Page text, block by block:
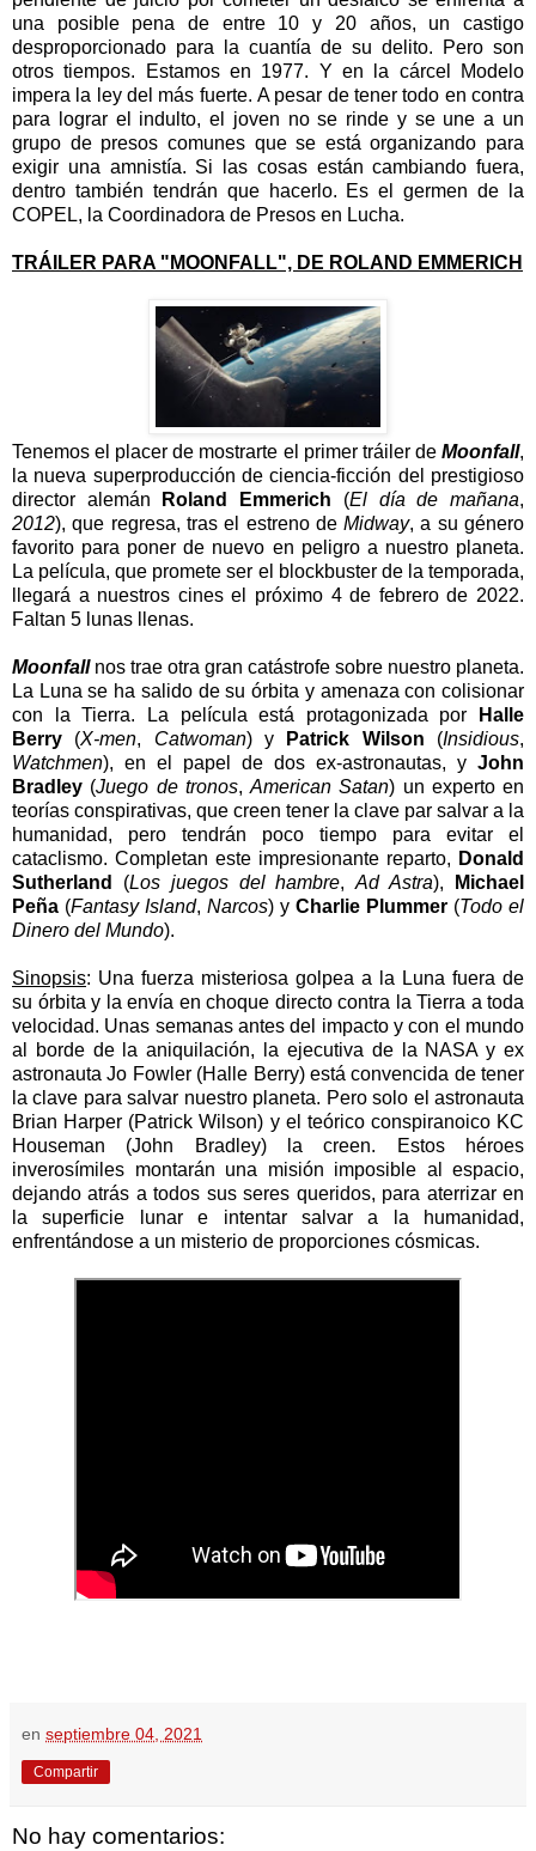
una posible pena de entre 10 y 20 años, un castigo
desproporcionado para la cuantía de su delito. Pero son
otros tiempos. Estamos en 1977. Y en la cárcel Modelo
impera la ley del más fuerte. A pesar de tener todo en contra
para lograr el indulto, el joven no se rinde y se une a un
grupo de presos comunes que se está organizando para
exigir una amnistía. Si las cosas están cambiando fuera,
dentro también tendrán que hacerlo. Es el germen de la
COPEL, la Coordinadora de Presos en Lucha.
TRÁILER PARA "MOONFALL", DE ROLAND EMMERICH
Tenemos el placer de mostrarte el primer tráiler de Moonfall,
la nueva superproducción de ciencia-ficción del prestigioso
director alemán
Roland Emmerich (El día de mañana,
2012), que regresa, tras el estreno deMidway, a su género
favorito para poner de nuevo en peligro a nuestro planeta.
La película, que promete ser el blockbuster de la temporada,
llegará a nuestros cines el próximo 4 de febrero de 2022.
Faltan 5 lunas llenas.
Moonfallnos trae otra gran catástrofe sobre nuestro planeta.
La Luna se ha salido de su órbita y amenaza con colisionar
con la Tierra. La película está protagonizada por
Halle
Berry (X-men, Catwoman) y Patrick Wilson (Insidious,
Watchmen), en el papel de dos ex-astronautas, y John
Bradley (Juego de tronos, American Satan) un experto en
teorías conspirativas, que creen tener la clave par salvar a la
humanidad, pero tendrán poco tiempo para evitar el
cataclismo. Completan este impresionante reparto, Donald
Sutherland
(Los juegos del hambre,Ad Astra),
Michael
Peña (Fantasy Island, Narcos) y Charlie Plummer (Todo el
Dinero del Mundo).
Sinopsis: Una fuerza misteriosa golpea a la Luna fuera de
su órbita y la envía en choque directo contra la Tierra a toda
velocidad. Unas semanas antes del impacto y con el mundo
al borde de la aniquilación, la ejecutiva de la NASA y ex
astronauta Jo Fowler (Halle Berry) está convencida de tener
la clave para salvar nuestro planeta. Pero solo el astronauta
Brian Harper (Patrick Wilson) y el teórico conspiranoico KC
Houseman (John Bradley) la creen. Estos héroes
inverosímiles montarán una misión imposible al espacio,
dejando atrás a todos sus seres queridos, para aterrizar en
la superficie lunar e intentar salvar a la humanidad,
enfrentándose a un misterio de proporciones cósmicas.
en septiembre 04, 2021
Compartir
No hay comentarios: